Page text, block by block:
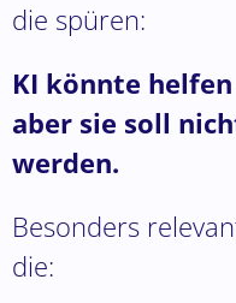
die spüren:
KI könnte
aber sie soll
werden.
Besonders
die: